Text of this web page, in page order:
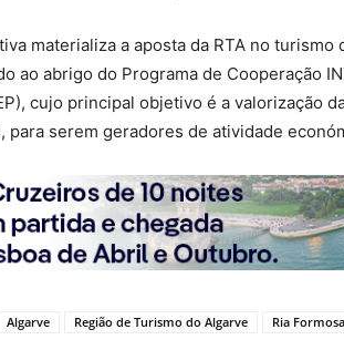
materializa a aposta da RTA no
ao abrigo do Programa de Cooperação
cujo principal objetivo é a valorização
para serem geradores de atividade
Algarve Região de Turismo do Algarve Ria Formosa